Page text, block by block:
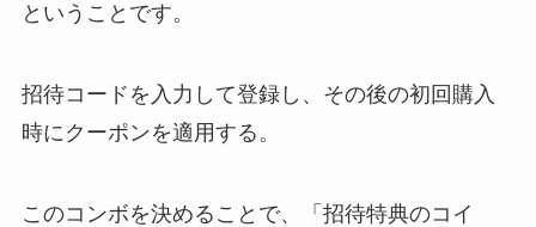
ということです。
招待コードを入力して登録し、その後の初回購入
時にクーポンを適用する。
このコンボを決めることで、「招待特典のコイ